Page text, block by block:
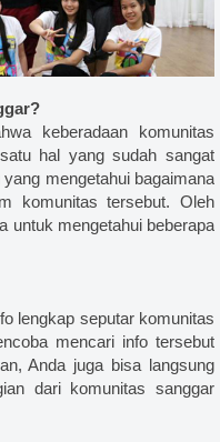
keberadaan komunitas
hal yang sudah sangat
mengetahui bagaimana
komunitas tersebut. Oleh
untuk mengetahui beberapa
lengkap seputar komunitas
mencari info tersebut
Anda juga bisa langsung
dari komunitas sanggar